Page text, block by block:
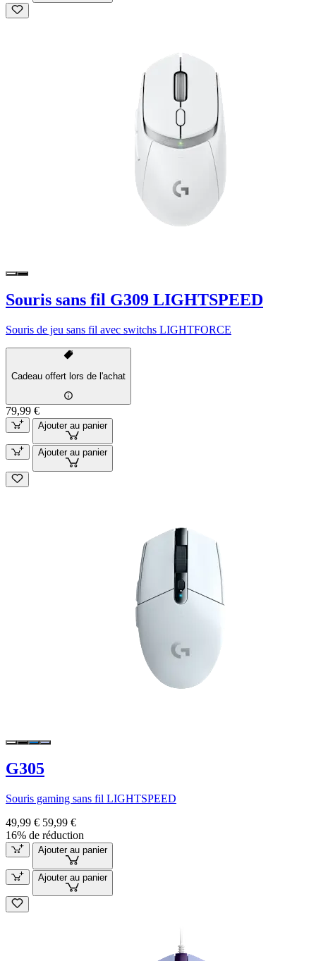
Souris sans fil G309 LIGHTSPEED
Souris de jeu sans fil avec switchs LIGHTFORCE
Cadeau offert lors de l'achat
79,99 €
Ajouter au panier
Ajouter au panier
G305
Souris gaming sans fil LIGHTSPEED
49,99 € 59,99 €
16% de réduction
Ajouter au panier
Ajouter au panier